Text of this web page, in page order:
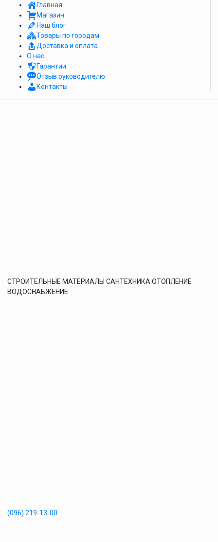
Главная
Магазин
Наш блог
Товары по городам
Доставка и оплата
О нас
Гарантии
Отзыв руководителю
Контакты
СТРОИТЕЛЬНЫЕ МАТЕРИАЛЫ САНТЕХНИКА ОТОПЛЕНИЕ
ВОДОСНАБЖЕНИЕ
(096) 219-13-00